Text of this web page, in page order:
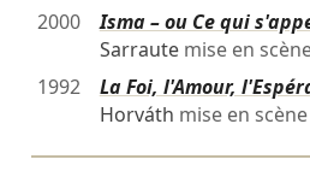
2000
Isma – ou Ce qui
Sarrautemise en
1992
La Foi, l'Amour,
Horváth mise en scène